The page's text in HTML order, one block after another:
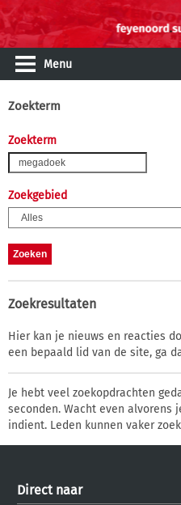
Menu
Zoekterm
Zoekterm
Zoekgebied
Zoekresultaten
Hier kan je nieuws en reacties
een bepaald lid van de site, ga
Je hebt veel zoekopdrachten
seconden. Wacht even alvorens
indient. Leden kunnen vaker
Direct naar